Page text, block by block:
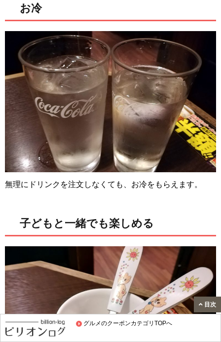
グルメのクーポンカテゴリTOPへ
お冷
無理にドリンクを注文しなくても、お冷をもらえます。
子どもと一緒でも楽しめる
目次